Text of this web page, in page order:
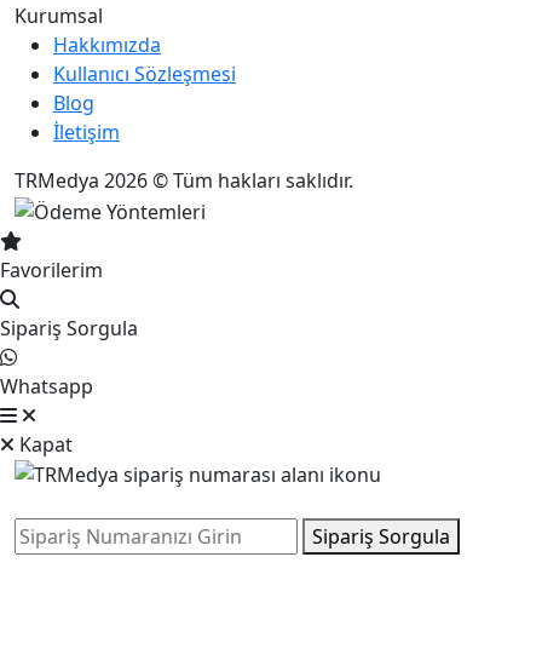
Kurumsal
Hakkımızda
Kullanıcı Sözleşmesi
Blog
İletişim
TRMedya 2026 © Tüm hakları saklıdır.
Favorilerim
Sipariş Sorgula
Whatsapp
Kapat
Sipariş Sorgula